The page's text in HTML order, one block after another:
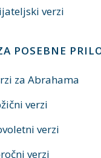
verzi
POSEBNE
za Abrahama
verzi
verzi
verzi